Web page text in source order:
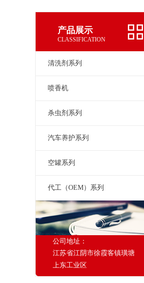
产品展示
CLASSIFICATION
清洗剂系列
喷香机
杀虫剂系列
汽车养护系列
空罐系列
代工（OEM）系列
公司地址：
江苏省江阴市徐霞客镇璜塘
上东工业区